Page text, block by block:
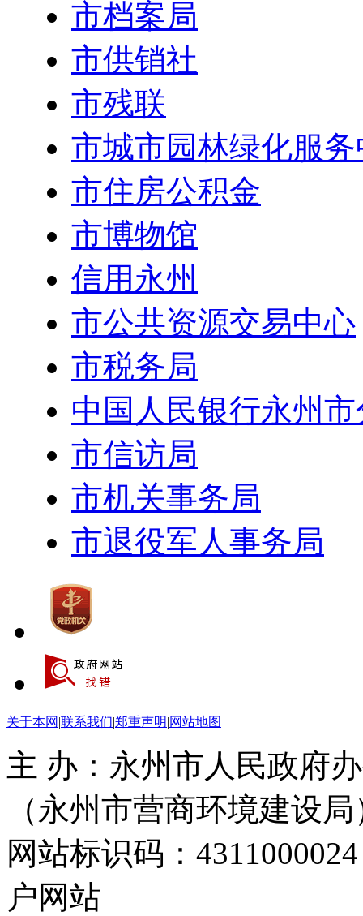
市档案局
市供销社
市残联
市城市园林绿化服
市住房公积金
市博物馆
信用永州
市公共资源交易中心
市税务局
中国人民银行永州
市信访局
市机关事务局
市退役军人事务局
关于本网 |联系我们|郑重声明|网站地图
主 办：永州市人民政府
（永州市营商环境建设局
网站标识码：
户网站